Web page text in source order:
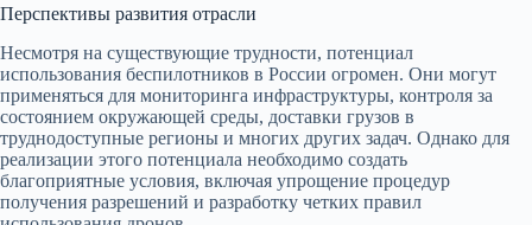
Перспективы развития отрасли
Несмотря на существующие трудности, потенциал
использования беспилотников в России огромен. Они могут
применяться для мониторинга инфраструктуры, контроля за
состоянием окружающей среды, доставки грузов в
труднодоступные регионы и многих других задач. Однако для
реализации этого потенциала необходимо создать
благоприятные условия, включая упрощение процедур
получения разрешений и разработку четких правил